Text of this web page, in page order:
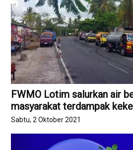
FWMO Lotim salurkan air
masyarakat terdampak
Sabtu, 2 Oktober 2021